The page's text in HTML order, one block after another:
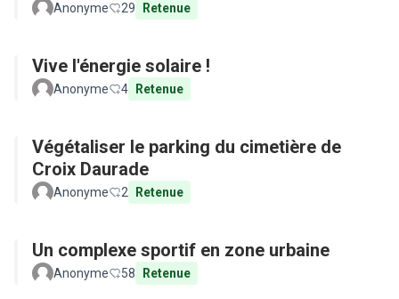
Anonyme 29 Retenue
Vive l'énergie solaire !
Anonyme 4 Retenue
Végétaliser le parking du cimetière de
Croix Daurade
Anonyme 2 Retenue
Un complexe sportif en zone urbaine
Anonyme 58 Retenue